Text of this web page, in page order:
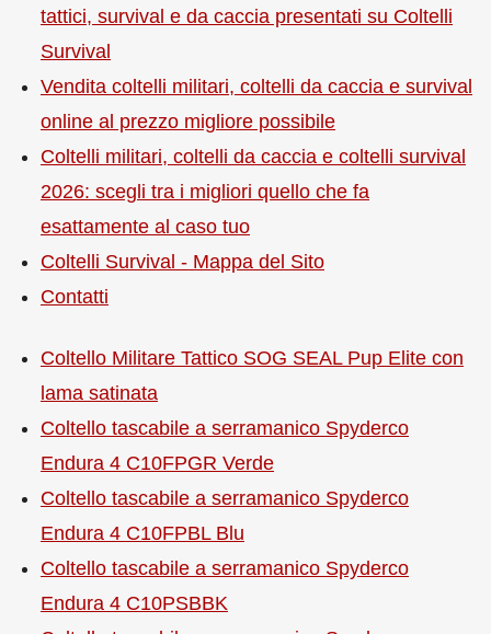
tattici, survival e da caccia presentati su Coltelli
Survival
Vendita coltelli militari, coltelli da caccia e survival
online al prezzo migliore possibile
Coltelli militari, coltelli da caccia e coltelli survival
2026: scegli tra i migliori quello che fa
esattamente al caso tuo
Coltelli Survival - Mappa del Sito
Contatti
Coltello Militare Tattico SOG SEAL Pup Elite con
lama satinata
Coltello tascabile a serramanico Spyderco
Endura 4 C10FPGR Verde
Coltello tascabile a serramanico Spyderco
Endura 4 C10FPBL Blu
Coltello tascabile a serramanico Spyderco
Endura 4 C10PSBBK